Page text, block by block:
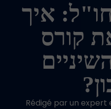
איך
קורס
Rédigé par un